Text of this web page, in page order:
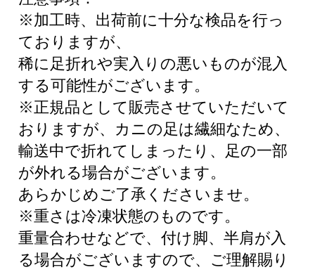
※加工時、出荷前に十分な検品を行っ
ておりますが、
稀に足折れや実入りの悪いものが混入
する可能性がございます。
※正規品として販売させていただいて
おりますが、カニの足は繊細なため、
輸送中で折れてしまったり、足の一部
が外れる場合がございます。
あらかじめご了承くださいませ。
※重さは冷凍状態のものです。
重量合わせなどで、付け脚、半肩が入
る場合がございますので、ご理解賜り